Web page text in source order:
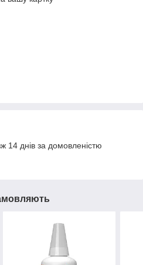
14 днів за домовленістю